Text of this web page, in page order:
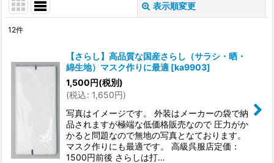
表示順変更
絞り込む
12件
【さらし】高品質な国産さらし（サラシ・晒・
綿生地）マスク作りに最適 [ka9903]
1,500円(税別)
(税込: 1,650円)
写真はイメージです。 外装はメーカーの袋で納
品されますが極端な低価格販売なので 圧力がか
かると問題なので無地の写真となております。
マスク作りにも最適です。 高級呉服店定価：
1500円前後 さらしは打…